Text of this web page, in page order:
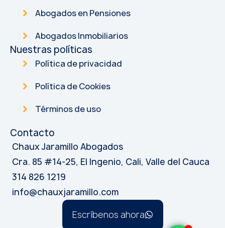
Abogados en Pensiones
Abogados Inmobiliarios
Nuestras políticas
Política de privacidad
Política de Cookies
Términos de uso
Contacto
Chaux Jaramillo Abogados
Cra. 85 #14-25, El Ingenio, Cali, Valle del Cauca
314 826 1219
info@chauxjaramillo.com
Escríbenos ahora